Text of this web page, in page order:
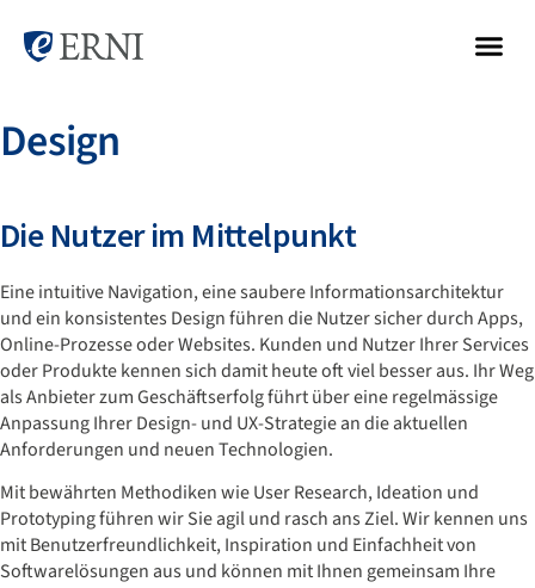
Design
Die Nutzer im Mittelpunkt
Eine intuitive Navigation, eine saubere Informationsarchitektur
und ein konsistentes Design führen die Nutzer sicher durch Apps,
Online-Prozesse oder Websites. Kunden und Nutzer Ihrer Services
oder Produkte kennen sich damit heute oft viel besser aus. Ihr Weg
als Anbieter zum Geschäftserfolg führt über eine regelmässige
Anpassung Ihrer Design- und UX-Strategie an die aktuellen
Anforderungen und neuen Technologien.
Mit bewährten Methodiken wie User Research, Ideation und
Prototyping führen wir Sie agil und rasch ans Ziel. Wir kennen uns
mit Benutzerfreundlichkeit, Inspiration und Einfachheit von
Softwarelösungen aus und können mit Ihnen gemeinsam Ihre